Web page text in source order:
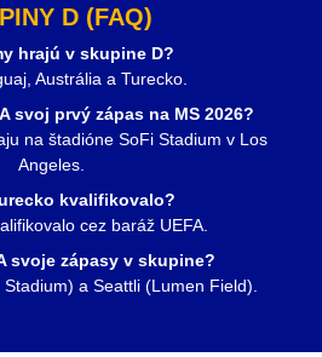
D (FAQ)
hrajú v skupine D?
Austrália a Turecko.
svoj prvý zápas na MS 2026?
na štadióne SoFi Stadium v Los
Angeles.
kvalifikovalo?
cez baráž UEFA.
svoje zápasy v skupine?
a Seattli (Lumen Field).